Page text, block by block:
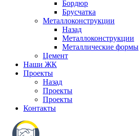
Бордюр
Брусчатка
Металлоконструкции
Назад
Металлоконструкции
Металлические формы
Цемент
Наши ЖК
Проекты
Назад
Проекты
Проекты
Контакты